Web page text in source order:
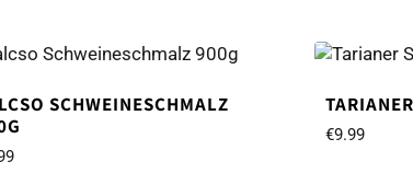
SCHWEINESCHMALZ
€9.99